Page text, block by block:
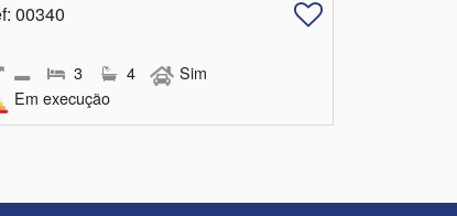
: 00340
3 4
Sim
Em execução